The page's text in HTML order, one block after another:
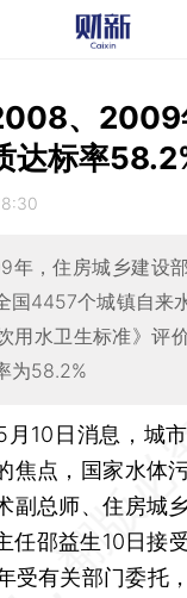
、2009
达标率
年，住房城乡建设
国4457个城镇自来
用水卫生标准》评
为58.2%
日消息，城市
焦点，国家水体
副总师、住房城
任邵益生10日接
受有关部门委托